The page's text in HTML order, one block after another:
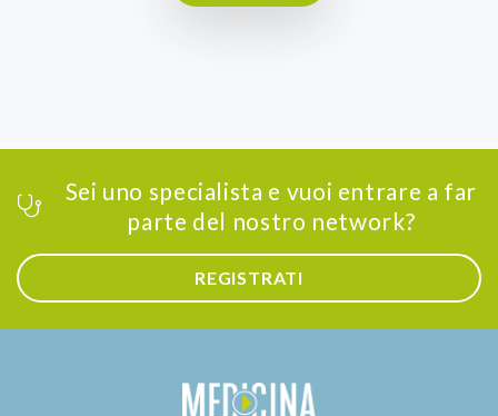
Sei uno specialista e vuoi entrare a far
parte del nostro network?
REGISTRATI